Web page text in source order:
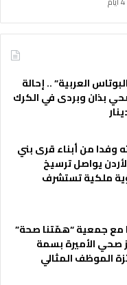
العربية” .. إحالة
بذان وبردى في الكرك
وفدا من أبناء قرى بني
يواصل ترسيخ
ملكية تستشرف
مع جمعية “همّتنا صحة”
صحي الأميرة بسمة
الموظف المثالي